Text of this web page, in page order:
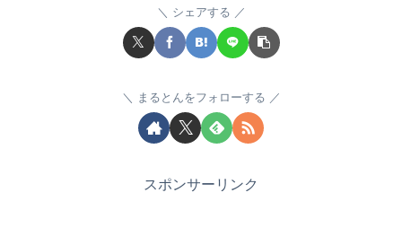
シェアする
まるとんをフォローする
スポンサーリンク